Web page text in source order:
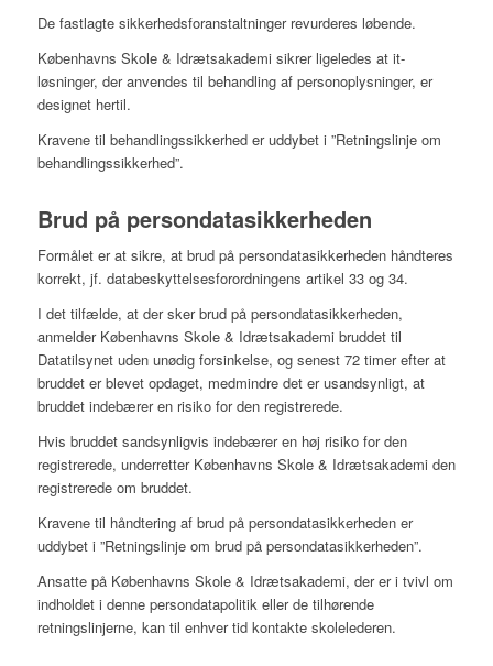
De fastlagte sikkerhedsforanstaltninger revurderes løbende.
Københavns Skole & Idrætsakademi sikrer ligeledes at it-
løsninger, der anvendes til behandling af personoplysninger, er
designet hertil.
Kravene til behandlingssikkerhed er uddybet i ”Retningslinje om
behandlingssikkerhed”.
Brud på persondatasikkerheden
Formålet er at sikre, at brud på persondatasikkerheden håndteres
korrekt, jf. databeskyttelsesforordningens artikel 33 og 34.
I det tilfælde, at der sker brud på persondatasikkerheden,
anmelder Københavns Skole & Idrætsakademi bruddet til
Datatilsynet uden unødig forsinkelse, og senest 72 timer efter at
bruddet er blevet opdaget, medmindre det er usandsynligt, at
bruddet indebærer en risiko for den registrerede.
Hvis bruddet sandsynligvis indebærer en høj risiko for den
registrerede, underretter Københavns Skole & Idrætsakademi den
registrerede om bruddet.
Kravene til håndtering af brud på persondatasikkerheden er
uddybet i ”Retningslinje om brud på persondatasikkerheden”.
Ansatte på Københavns Skole & Idrætsakademi, der er i tvivl om
indholdet i denne persondatapolitik eller de tilhørende
retningslinjerne, kan til enhver tid kontakte skolelederen.